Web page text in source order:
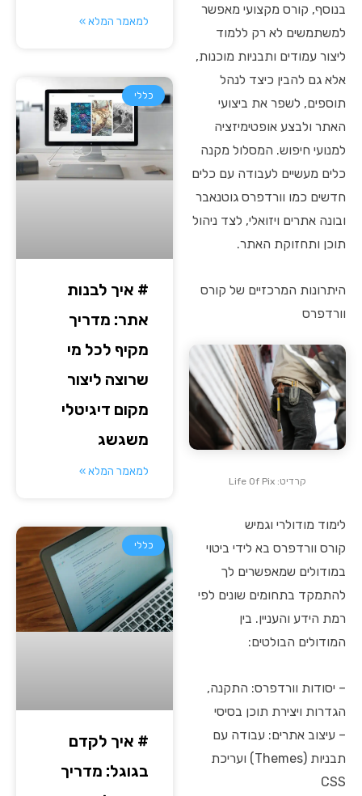
בנוסף, קורס מקצועי מאפשר
למשתמשים לא רק ללמוד
ליצור עמודים ותבניות מוכנות,
אלא גם להבין כיצד לנהל
תוספים, לשפר את ביצועי
האתר ולבצע אופטימיזציה
למנועי חיפוש. המסלול מקנה
כלים מעשיים לעבודה עם כלים
חדשים כמו וורדפרס גוטנאבר
ובונה אתרים ויזואלי, לצד ניהול
תוכן ותחזוקת האתר.
היתרונות המרכזיים של קורס
וורדפרס
קרדיט: Life Of Pix
לימוד מודולרי וגמיש
קורס וורדפרס בא לידי ביטוי
במודולים שמאפשרים לך
להתמקד בתחומים שונים לפי
רמת הידע והעניין. בין
המודולים הבולטים:
– יסודות וורדפרס: התקנה,
הגדרות ויצירת תוכן בסיסי
– עיצוב אתרים: עבודה עם
תבניות (Themes) ועריכת
CSS
למאמר המלא »
כללי
# איך לבנות
אתר: מדריך
מקיף לכל מי
שרוצה ליצור
מקום דיגיטלי
משגשג
למאמר המלא »
כללי
# איך לקדם
בגוגל: מדריך